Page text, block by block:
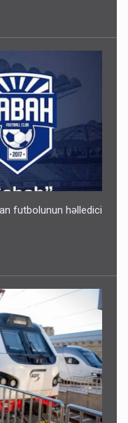
futbolunun həlledici